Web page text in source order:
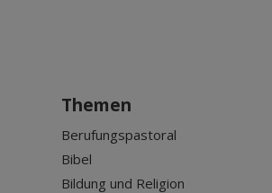
Themen
Berufungspastoral
Bibel
Bildung und Religion